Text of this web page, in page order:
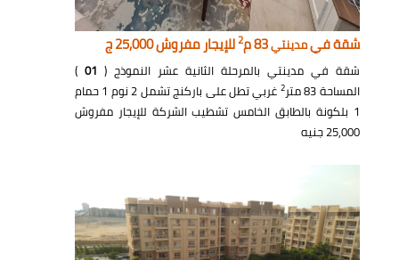
شقة فيمدينتي83 م 2للإيجار مفروش 25,000 ج
شقة في مدينتي بالمرحلة الثانية عشر النموذج ( 01
)
المساحة 83 متر
2
غربي تطل على باركنج تشمل 2 نوم 1 حمام
1 بلكونة بالطابق الخامس تشطيب الشركة للإيجار مفروش
25,000 جنيه